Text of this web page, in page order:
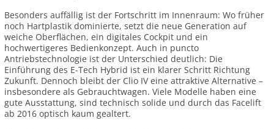
Besonders auffällig ist der Fortschritt im Innenraum: Wo früher
noch Hartplastik dominierte, setzt die neue Generation auf
weiche Oberflächen, ein digitales Cockpit und ein
hochwertigeres Bedienkonzept. Auch in puncto
Antriebstechnologie ist der Unterschied deutlich: Die
Einführung des E-Tech Hybrid ist ein klarer Schritt Richtung
Zukunft. Dennoch bleibt der Clio IV eine attraktive Alternative –
insbesondere als Gebrauchtwagen. Viele Modelle haben eine
gute Ausstattung, sind technisch solide und durch das Facelift
ab 2016 optisch kaum gealtert.